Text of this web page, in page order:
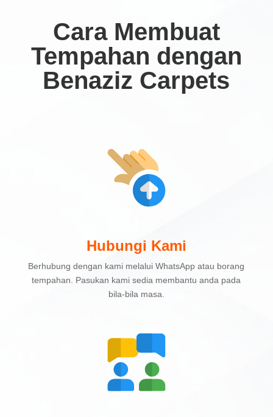
Cara Membuat
Tempahan dengan
Benaziz Carpets
Hubungi Kami
Berhubung dengan kami melalui WhatsApp atau borang
tempahan. Pasukan kami sedia membantu anda pada
bila-bila masa.